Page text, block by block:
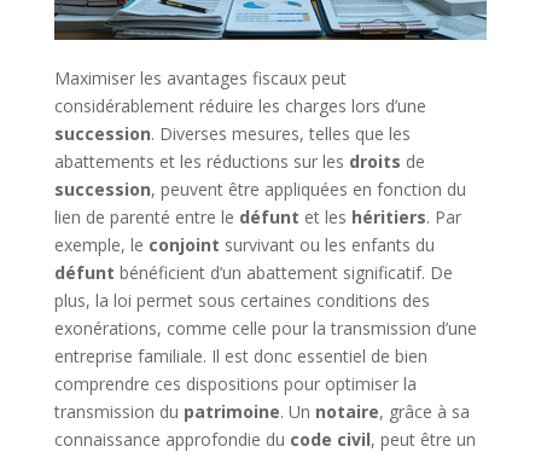
Maximiser les avantages fiscaux peut
considérablement réduire les charges lors d’une
succession. Diverses mesures, telles que les
abattements et les réductions sur les droits de
succession, peuvent être appliquées en fonction du
lien de parenté entre le défunt et les héritiers. Par
exemple, le conjoint survivant ou les enfants du
défunt bénéficient d’un abattement significatif. De
plus, la loi permet sous certaines conditions des
exonérations, comme celle pour la transmission d’une
entreprise familiale. Il est donc essentiel de bien
comprendre ces dispositions pour optimiser la
transmission du patrimoine. Un notaire, grâce à sa
connaissance approfondie du code civil, peut être un